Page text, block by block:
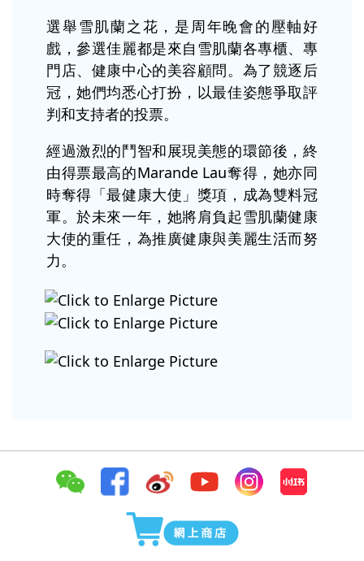
選舉雪肌蘭之花，是周年晚會的壓軸好
戲，參選佳麗都是來自雪肌蘭各專櫃、專
門店、健康中心的美容顧問。為了競逐后
冠，她們均悉心打扮，以最佳姿態爭取評
判和支持者的投票。
經過激烈的鬥智和展現美態的環節後，終
由得票最高的Marande Lau奪得，她亦同
時奪得「最健康大使」獎項，成為雙料冠
軍。於未來一年，她將肩負起雪肌蘭健康
大使的重任，為推廣健康與美麗生活而努
力。